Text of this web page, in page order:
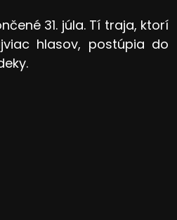
31. júla. Tí traja, ktorí
hlasov, postúpia do